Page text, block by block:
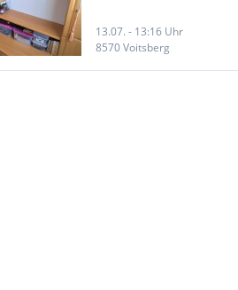
13.07. - 13:16 Uhr
8570 Voitsberg